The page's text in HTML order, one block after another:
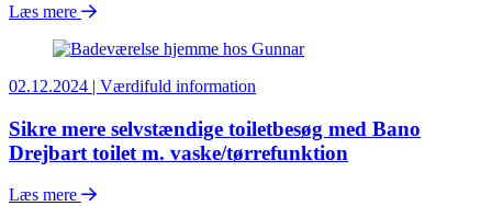
Læs mere
02.12.2024 | Værdifuld information
Sikre mere selvstændige toiletbesøg med Bano
Drejbart toilet m. vaske/tørrefunktion
Læs mere